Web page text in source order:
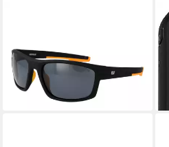
62104P
38,95 € UVP72,00 €
-46%
lieferbar - in 2-3 Werktagen bei dir